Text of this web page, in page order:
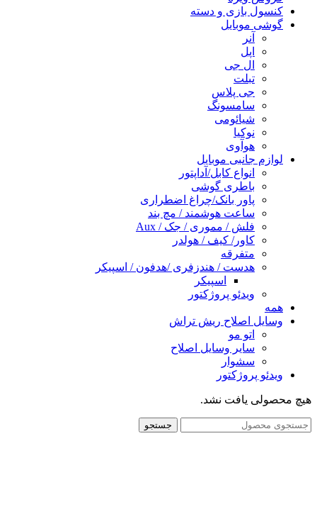
کنسول بازی و دسته
گوشی موبایل
آنر
اپل
ال جی
تبلت
جی پلاس
سامسونگ
شیائومی
نوکیا
هوآوی
لوازم جانبی موبایل
انواع کابل/آداپتور
باطری گوشی
پاور بانک/چراغ اضطراری
ساعت هوشمند / مچ بند
فلش / مموری / جک / Aux
کاور/ کیف / هولدر
متفرقه
هدست / هندزفری /هدفون / اسپیکر
اسپیکر
ویدئو پروژکتور
همه
وسایل اصلاح ریش تراش
اتو مو
سایر وسایل اصلاح
سشوار
ویدئو پروژکتور
هیچ محصولی یافت نشد.
جستجو